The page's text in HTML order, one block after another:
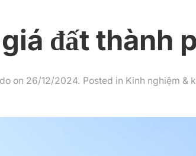
đất thành
on 26/12/2024. Posted in Kinh nghiệm &